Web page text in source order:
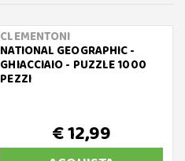
CLEMENTONI
NATIONAL GEOGRAPHIC -
GHIACCIAIO - PUZZLE 1000
PEZZI
€ 12,99